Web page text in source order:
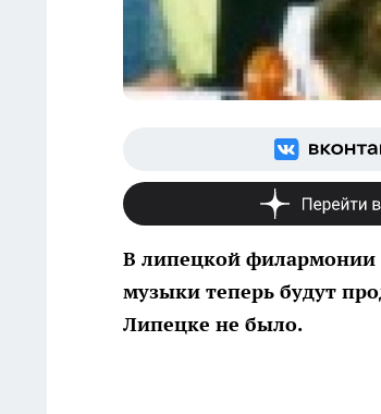
В липецкой филармонии
музыки теперь будут
Липецке не было.